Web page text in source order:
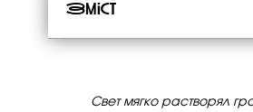
Зміст
Свет мягко растворял